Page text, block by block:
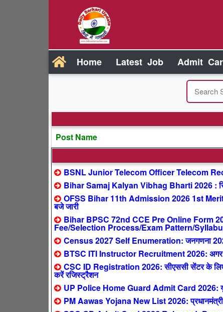
Home Latest Job Admit
Post Name
BSNL Junior Telecom Officer Telecom
Bihar Samaj Kalyan Vibhag Bharti 2026 :
OFSS Bihar 11th Admission 2026 1st
बजे जारी
Bihar BPSC 72nd CCE Pre Online Form
Fee/Selection Process/Exam Pattern/
Census 2027 Self Enumeration: जनगणना
BTSC ITI Instructor Recruitment 2026: अगर
CSC ID Registration 2026: सीएससी सेंटर के
करें रजिस्ट्रैशन
UP Police Home Guard Admit Card 2026:
PM Aawas Yojana New List 2026: प्रधानमंत्री